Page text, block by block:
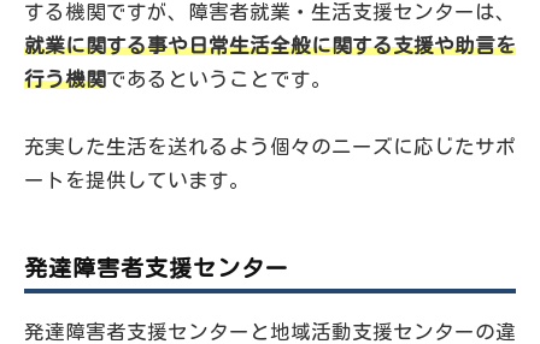
する機関ですが、障害者就業・生活支援センターは、
就業に関する事や日常生活全般に関する支援や助言を
行う機関であるということです。
充実した生活を送れるよう個々のニーズに応じたサポ
ートを提供しています。
発達障害者支援センター
発達障害者支援センターと地域活動支援センターの違